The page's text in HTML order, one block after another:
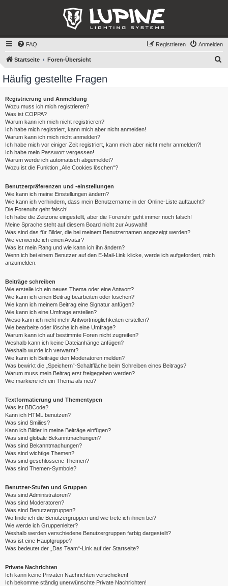
FAQ Anmelden
Registrieren
Startseite Foren-Übersicht
Häufig gestellte Fragen
Registrierung und Anmeldung
Wozu muss ich mich registrieren?
Was ist COPPA?
Warum kann ich mich nicht registrieren?
Ich habe mich registriert, kann mich aber nicht anmelden!
Warum kann ich mich nicht anmelden?
Ich habe mich vor einiger Zeit registriert, kann mich aber nicht mehr anmelden?!
Ich habe mein Passwort vergessen!
Warum werde ich automatisch abgemeldet?
Wozu ist die Funktion „Alle Cookies löschen“?
Benutzerpräferenzen und -einstellungen
Wie kann ich meine Einstellungen ändern?
Wie kann ich verhindern, dass mein Benutzername in der Online-Liste auftaucht?
Die Forenuhr geht falsch!
Ich habe die Zeitzone eingestellt, aber die Forenuhr geht immer noch falsch!
Meine Sprache steht auf diesem Board nicht zur Auswahl!
Was sind das für Bilder, die bei meinem Benutzernamen angezeigt werden?
Wie verwende ich einen Avatar?
Was ist mein Rang und wie kann ich ihn ändern?
Wenn ich bei einem Benutzer auf den E-Mail-Link klicke, werde ich aufgefordert, mich
anzumelden.
Beiträge schreiben
Wie erstelle ich ein neues Thema oder eine Antwort?
Wie kann ich einen Beitrag bearbeiten oder löschen?
Wie kann ich meinem Beitrag eine Signatur anfügen?
Wie kann ich eine Umfrage erstellen?
Wieso kann ich nicht mehr Antwortmöglichkeiten erstellen?
Wie bearbeite oder lösche ich eine Umfrage?
Warum kann ich auf bestimmte Foren nicht zugreifen?
Weshalb kann ich keine Dateianhänge anfügen?
Weshalb wurde ich verwarnt?
Wie kann ich Beiträge den Moderatoren melden?
Was bewirkt die „Speichern“-Schaltfläche beim Schreiben eines Beitrags?
Warum muss mein Beitrag erst freigegeben werden?
Wie markiere ich ein Thema als neu?
Textformatierung und Thementypen
Was ist BBCode?
Kann ich HTML benutzen?
Was sind Smilies?
Kann ich Bilder in meine Beiträge einfügen?
Was sind globale Bekanntmachungen?
Was sind Bekanntmachungen?
Was sind wichtige Themen?
Was sind geschlossene Themen?
Was sind Themen-Symbole?
Benutzer-Stufen und Gruppen
Was sind Administratoren?
Was sind Moderatoren?
Was sind Benutzergruppen?
Wo finde ich die Benutzergruppen und wie trete ich ihnen bei?
Wie werde ich Gruppenleiter?
Weshalb werden verschiedene Benutzergruppen farbig dargestellt?
Was ist eine Hauptgruppe?
Was bedeutet der „Das Team“-Link auf der Startseite?
Private Nachrichten
Ich kann keine Privaten Nachrichten verschicken!
Ich bekomme ständig unerwünschte Private Nachrichten!